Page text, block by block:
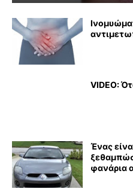
VIDEO:
Ένας
φανάρια